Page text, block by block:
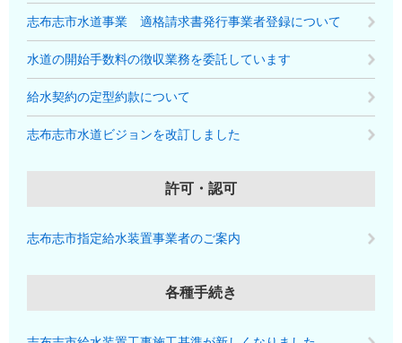
志布志市水道事業 適格請求書発行事業者登録について
水道の開始手数料の徴収業務を委託しています
給水契約の定型約款について
志布志市水道ビジョンを改訂しました
許可・認可
志布志市指定給水装置事業者のご案内
各種手続き